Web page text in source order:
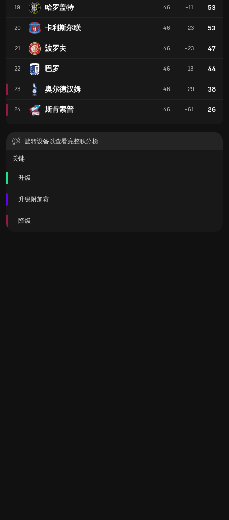
19 哈罗盖特
20 卡利斯尔联
21 波罗夫
22 巴罗
23 奥尔德汉姆
24 斯肯索普
46 -11 53
46 -23 53
46 -23 47
46 -13 44
46 -29 38
46 -61 26
旋转设备以查看完整积分榜
关键
升级
升级附加赛
降级